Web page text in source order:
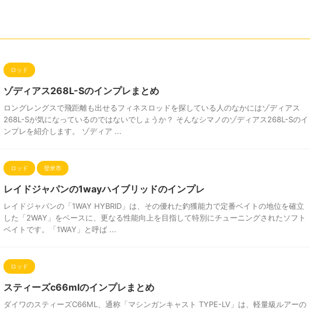
ロッド
ゾディアス268L-Sのインプレまとめ
ロングレングスで飛距離も出せるフィネスロッドを探している人のなかにはゾディアス
268L-Sが気になっているのではないでしょうか？ そんなシマノのゾディアス268L-Sのイ
ンプレを紹介します。 ゾディア ...
ロッド 登米市
レイドジャパンの1wayハイブリッドのインプレ
レイドジャパンの「1WAY HYBRID」は、その優れた釣獲能力で定番ベイトの地位を確立
した「2WAY」をベースに、更なる性能向上を目指して特別にチューニングされたソフト
ベイトです。「1WAY」と呼ば ...
ロッド
スティーズc66mlのインプレまとめ
ダイワのスティーズC66ML、通称「マシンガンキャスト TYPE-LV」は、軽量級ルアーの